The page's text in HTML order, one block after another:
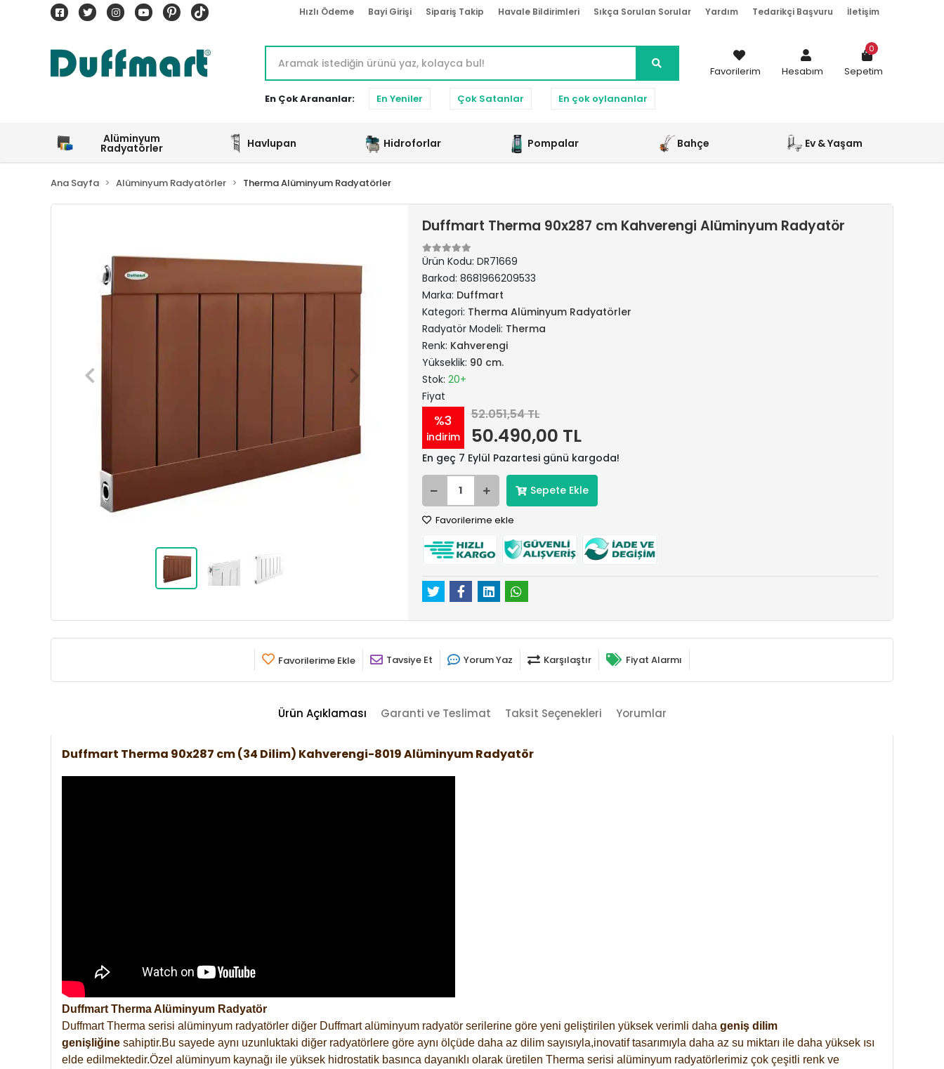
Hızlı Ödeme Bayi Girişi Sipariş Takip Havale Bildirimleri Sıkça Sorulan Sorular Yardım Tedarikçi Başvuru İletişim
En Çok Arananlar: En Yeniler Çok Satanlar En çok oylananlar
Favorilerim Hesabım Sepetim
0
Alüminyum
Radyatörler Havlupan Hidroforlar Pompalar Bahçe Ev & Yaşam
Ana Sayfa Alüminyum Radyatörler Therma Alüminyum Radyatörler
Duffmart Therma 90x287 cm Kahverengi Alüminyum Radyatör
Ürün Kodu: DR71669
Barkod: 8681966209533
Marka: Duffmart
Kategori: Therma Alüminyum Radyatörler
Radyatör Modeli: Therma
Renk: Kahverengi
Yükseklik: 90 cm.
Stok: 20+
Fiyat
%3
indirim
52.051,54 TL
50.490,00 TL
En geç 7 Eylül Pazartesi günü kargoda!
Sepete Ekle
Favorilerime ekle
Favorilerime Ekle Tavsiye Et Yorum Yaz Karşılaştır Fiyat Alarmı
Ürün Açıklaması Garanti ve Teslimat Taksit Seçenekleri Yorumlar
Duffmart Therma 90x287 cm (34 Dilim) Kahverengi-8019 Alüminyum Radyatör
Duffmart Therma Alüminyum Radyatör
Duffmart Therma serisi alüminyum radyatörler diğer Duffmart alüminyum radyatör serilerine göre yeni geliştirilen yüksek verimli daha geniş dilim
genişliğine sahiptir.Bu sayede aynı uzunluktaki diğer radyatörlere göre aynı ölçüde daha az dilim sayısıyla,inovatif tasarımıyla daha az su miktarı ile daha yüksek ısı
elde edilmektedir.Özel alüminyum kaynağı ile yüksek hidrostatik basınca dayanıklı olarak üretilen Therma serisi alüminyum radyatörlerimiz çok çeşitli renk ve